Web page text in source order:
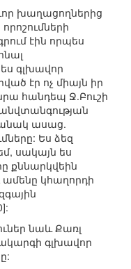
խաղացողներից
էին որպես
գլխավոր
էր ոչ միայն իր
հանդեպ Ջ.Բուշի
ասաց.
Ես ձեզ
սակայն ես
քննարկվեին
ամենը կհաղորդի
նաև Քառլ
գլխավոր